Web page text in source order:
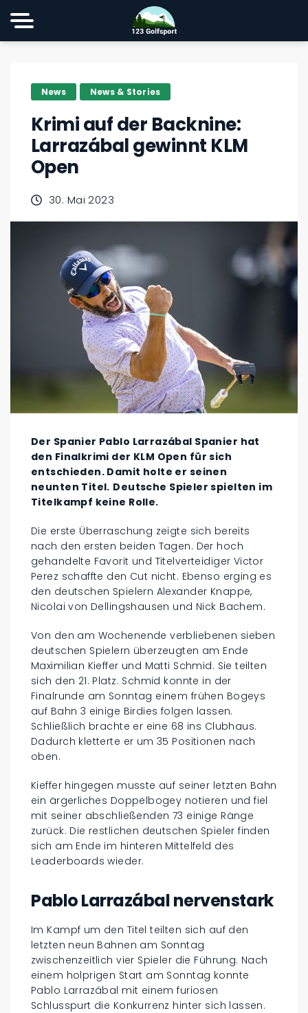
News News & Stories
Krimi auf der Backnine:
Larrazábal gewinnt KLM
Open
30. Mai 2023
Der Spanier Pablo Larrazábal Spanier hat
den Finalkrimi der KLM Open für sich
entschieden. Damit holte er seinen
neunten Titel. Deutsche Spieler spielten im
Titelkampf keine Rolle.
Die erste Überraschung zeigte sich bereits
nach den ersten beiden Tagen. Der hoch
gehandelte Favorit und Titelverteidiger Victor
Perez schaffte den Cut nicht. Ebenso erging es
den deutschen Spielern Alexander Knappe,
Nicolai von Dellingshausen und Nick Bachem.
Von den am Wochenende verbliebenen sieben
deutschen Spielern überzeugten am Ende
Maximilian Kieffer und Matti Schmid. Sie teilten
sich den 21. Platz. Schmid konnte in der
Finalrunde am Sonntag einem frühen Bogeys
auf Bahn 3 einige Birdies folgen lassen.
Schließlich brachte er eine 68 ins Clubhaus.
Dadurch kletterte er um 35 Positionen nach
oben.
Kieffer hingegen musste auf seiner letzten Bahn
ein ärgerliches Doppelbogey notieren und fiel
mit seiner abschließenden 73 einige Ränge
zurück. Die restlichen deutschen Spieler finden
sich am Ende im hinteren Mittelfeld des
Leaderboards wieder.
Pablo Larrazábal nervenstark
Im Kampf um den Titel teilten sich auf den
letzten neun Bahnen am Sonntag
zwischenzeitlich vier Spieler die Führung. Nach
einem holprigen Start am Sonntag konnte
Pablo Larrazábal mit einem furiosen
Schlusspurt die Konkurrenz hinter sich lassen.